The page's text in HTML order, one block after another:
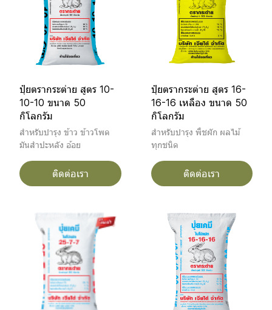
ปุ๋ยตรากระต่าย สูตร 10-
10-10 ขนาด 50
กิโลกรัม
สำหรับบำรุง ข้าว ข้าวโพด
มันสำปะหลัง อ้อย
ติดต่อเรา
ปุ๋ยตรากระต่าย สูตร 16-
16-16 เหลือง ขนาด 50
กิโลกรัม
สำหรับบำรุง พืชผัก ผลไม้
ทุกชนิด
ติดต่อเรา